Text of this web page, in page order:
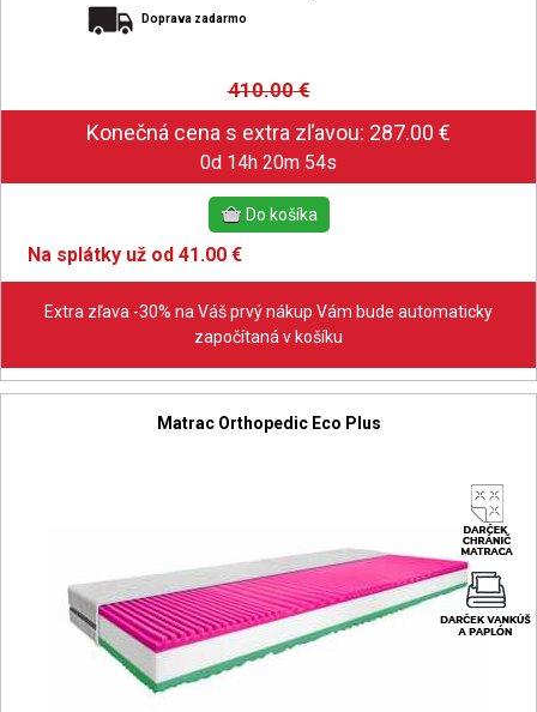
Doprava zadarmo
410.00€
0d 14h 20m 53s
Na splátky už od 41.00 €
Extra zľava -30% na Váš prvý nákup Vám bude automaticky
započítaná v košíku
Matrac Orthopedic Eco Plus